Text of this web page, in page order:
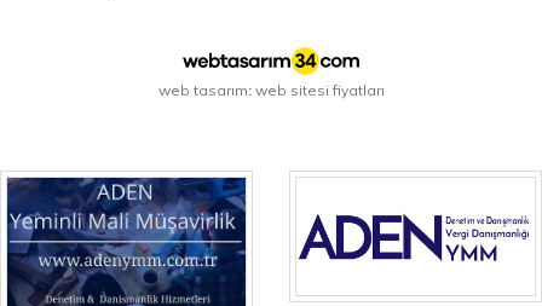
web tasarım web sitesi fiyatları